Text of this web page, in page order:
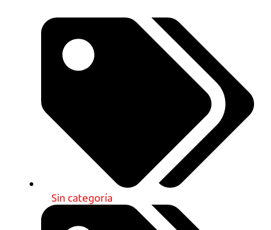
Sin categoría